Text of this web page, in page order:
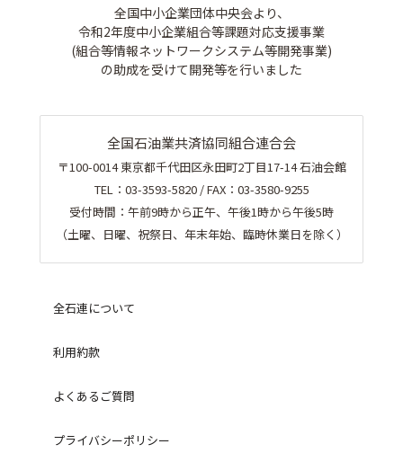
全国中小企業団体中央会より、
令和2年度中小企業組合等課題対応支援事業
(組合等情報ネットワークシステム等開発事業)
の助成を受けて開発等を行いました
全国石油業共済協同組合連合会
〒100-0014 東京都千代田区永田町2丁目17-14 石油会館
TEL：03-3593-5820 / FAX：03-3580-9255
受付時間：午前9時から正午、午後1時から午後5時
（土曜、日曜、祝祭日、年末年始、臨時休業日を除く）
全石連について
利用約款
よくあるご質問
プライバシーポリシー